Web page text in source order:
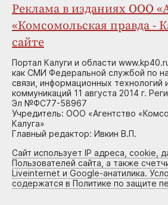
Реклама в изданиях ООО
«Комсомольская правда -
сайте
Портал Калуги и области
как СМИ Федеральной службой по
связи, информационных технологий
коммуникаций 11 августа 2014 г.
Эл №ФС77-58967
Учредитель: ООО «Агентство
Калуга»
Главный редактор: Ивкин В.П.
Сайт использует IP адреса, cookie,
Пользователей сайта, а также
Liveinternet и Google-анатилика.
содержатся в Политике по защите